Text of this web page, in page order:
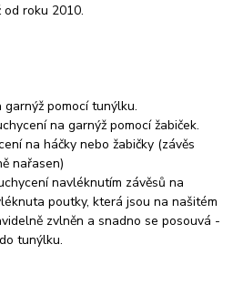
roku 2010.
pomocí tunýlku.
na garnýž pomocí žabiček.
na háčky nebo žabičky (závěs
nařasen)
navléknutím závěsů na
poutky, která jsou na našitém
zvlněn a snadno se posouvá -
tunýlku.